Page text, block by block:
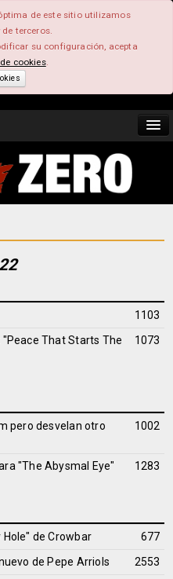
de este sitio utilizamos
terceros.
su configuración, acepta
cookies.
1103
"Peace That Starts The
1073
pero desvelan otro
1002
"The Abysmal Eye" 1283
Hole" de Crowbar
677
de Pepe Arriols
2553